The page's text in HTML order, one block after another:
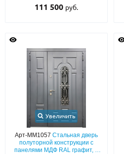
художественной ковкой
111 500 руб.
Увеличить
Арт-ММ1057 Стальная дверь
полуторной конструкции с
панелями МДФ RAL графит, с